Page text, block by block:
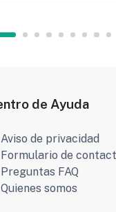
de Ayuda
Aviso de privacidad
Formulario de
Preguntas FAQ
Quienes somos